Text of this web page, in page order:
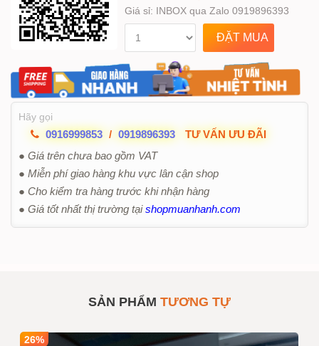
Giá sỉ: INBOX qua Zalo 0919896393
Hãy gọi
0916999853 / 0919896393
TƯ VẤN ƯU ĐÃI
● Giá trên chưa bao gồm VAT
● Miễn phí giao hàng khu vực lân cận shop
● Cho kiểm tra hàng trước khi nhận hàng
● Giá tốt nhất thị trường tạishopmuanhanh.com
SẢN PHẨM TƯƠNG TỰ
26%